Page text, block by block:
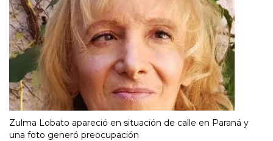
Zulma Lobato apareció en situación de calle en Paraná y
una foto generó preocupación